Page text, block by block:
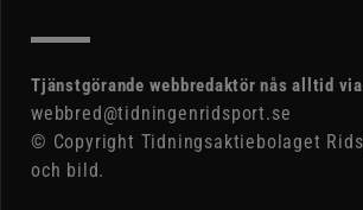
Tjänstgörande webbredaktör nås alltid
webbred@tidningenridsport.se
© Copyright Tidningsaktiebolaget
och bild.